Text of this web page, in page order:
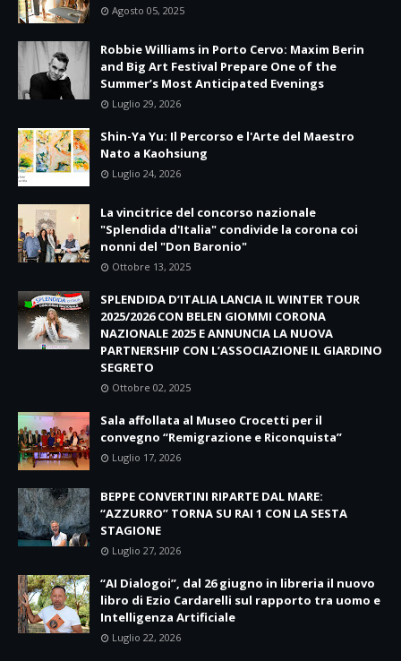
Agosto 05, 2025
Robbie Williams in Porto Cervo: Maxim Berin
and Big Art Festival Prepare One of the
Summer’s Most Anticipated Evenings
Luglio 29, 2026
Shin-Ya Yu: Il Percorso e l'Arte del Maestro
Nato a Kaohsiung
Luglio 24, 2026
La vincitrice del concorso nazionale
"Splendida d'Italia" condivide la corona coi
nonni del "Don Baronio"
Ottobre 13, 2025
SPLENDIDA D’ITALIA LANCIA IL WINTER TOUR
2025/2026 CON BELEN GIOMMI CORONA
NAZIONALE 2025 E ANNUNCIA LA NUOVA
PARTNERSHIP CON L’ASSOCIAZIONE IL GIARDINO
SEGRETO
Ottobre 02, 2025
Sala affollata al Museo Crocetti per il
convegno “Remigrazione e Riconquista”
Luglio 17, 2026
BEPPE CONVERTINI RIPARTE DAL MARE:
“AZZURRO” TORNA SU RAI 1 CON LA SESTA
STAGIONE
Luglio 27, 2026
“AI Dialogoi”, dal 26 giugno in libreria il nuovo
libro di Ezio Cardarelli sul rapporto tra uomo e
Intelligenza Artificiale
Luglio 22, 2026